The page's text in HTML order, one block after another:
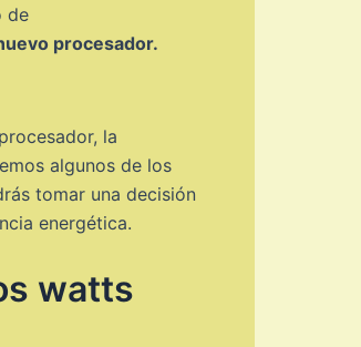
de
procesador.
la
algunos de los
tomar una decisión
energética.
watts